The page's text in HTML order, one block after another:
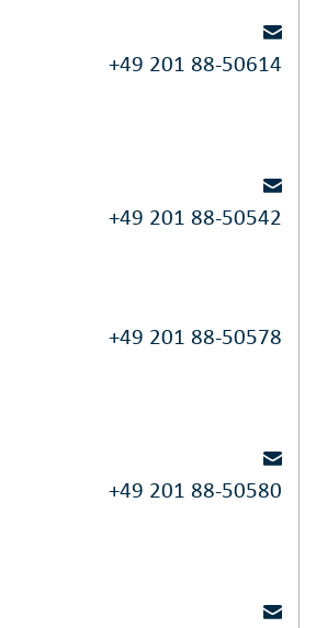
+49 201 88-50614
+49 201 88-50542
+49 201 88-50578
+49 201 88-50580